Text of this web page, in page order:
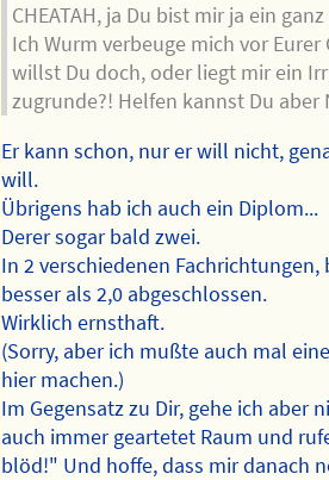
CHEATAH, ja Du bist mir ja ein
Ich Wurm verbeuge mich vor
willst Du doch, oder liegt mir ein
zugrunde?! Helfen kannst Du aber
Er kann schon, nur er will nicht,
will.
Übrigens hab ich auch ein Diplom...
Derer sogar bald zwei.
In 2 verschiedenen Fachrichtungen,
besser als 2,0 abgeschlossen.
Wirklich ernsthaft.
(Sorry, aber ich mußte auch mal
hier machen.)
Im Gegensatz zu Dir, gehe ich aber
auch immer geartetet Raum und
blöd!" Und hoffe, dass mir danach